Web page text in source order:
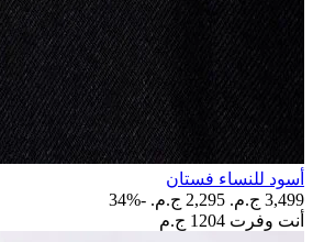
أسود للنساء فستان
3,499 ج.م.‏
2,295 ج.م.‏
-34%
أنت وفرت 1204 ج.م